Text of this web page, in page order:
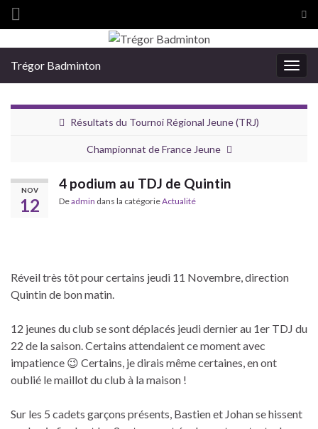
Search for:
Trégor Badminton
Résultats du Tournoi Régional Jeune (TRJ)
Championnat de France Jeune
NOV
12
4 podium au TDJ de Quintin
Deadmin dans la catégorieActualité
Réveil très tôt pour certains jeudi 11 Novembre, direction
Quintin de bon matin.
12 jeunes du club se sont déplacés jeudi dernier au 1er TDJ du
22 de la saison. Certains attendaient ce moment avec
impatience 😉 Certains, je dirais même certaines, en ont
oublié le maillot du club à la maison !
Sur les 5 cadets garçons présents, Bastien et Johan se hissent